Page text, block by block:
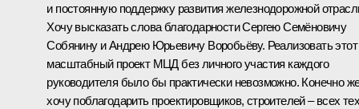
и постоянную поддержку развития железнодорожной
Хочу высказать слова благодарности Сергею Семёновичу
Собянину и Андрею Юрьевичу Воробьёву. Реализовать этот
масштабный проект МЦД без личного участия каждого
руководителя было бы практически невозможно. Конечно
хочу поблагодарить проектировщиков, строителей ‒ всех